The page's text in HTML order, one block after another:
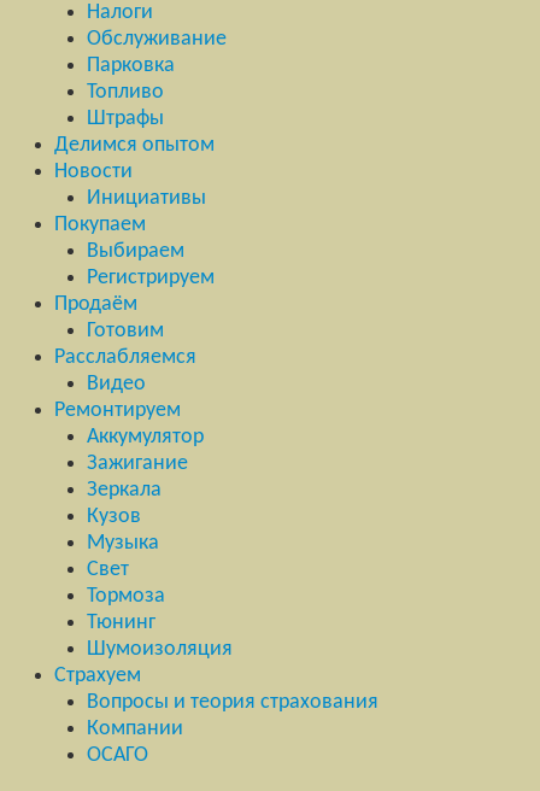
Налоги
Обслуживание
Парковка
Топливо
Штрафы
Делимся опытом
Новости
Инициативы
Покупаем
Выбираем
Регистрируем
Продаём
Готовим
Расслабляемся
Видео
Ремонтируем
Аккумулятор
Зажигание
Зеркала
Кузов
Музыка
Свет
Тормоза
Тюнинг
Шумоизоляция
Страхуем
Вопросы и теория страхования
Компании
ОСАГО